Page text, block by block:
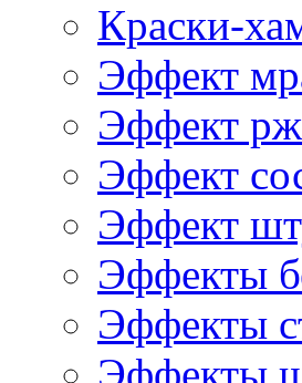
Краски-
Эффект
Эффект
Эффект
Эффект
Эффекты
Эффекты